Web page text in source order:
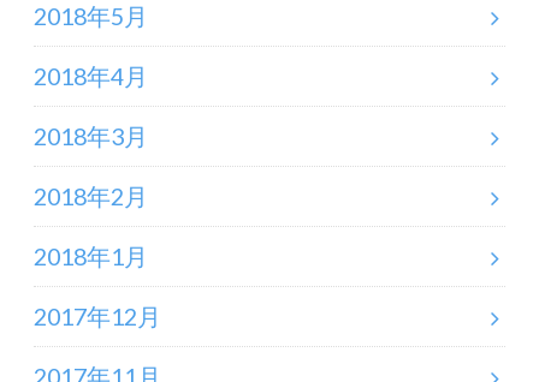
2018年5月
2018年4月
2018年3月
2018年2月
2018年1月
2017年12月